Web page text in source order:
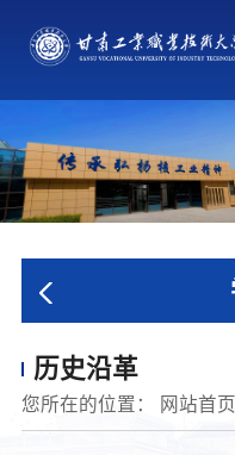
历史沿革
您所在的位置： 网站首页